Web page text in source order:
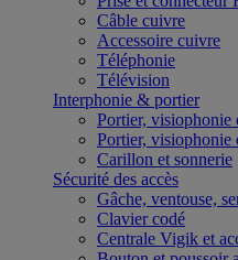
Câble cuivre
Accessoire cuivre
Téléphonie
Télévision
Interphonie & portier
Portier,
Portier,
Carillon et sonnerie
Sécurité des accès
Gâche, ventouse,
Clavier codé
Centrale Vigik et